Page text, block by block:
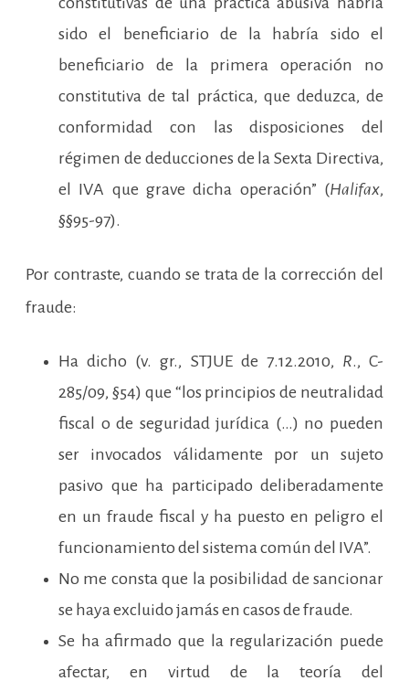
sido el beneficiario de la habría sido el
beneficiario de la primera operación no
constitutiva de tal práctica, que deduzca, de
conformidad con las disposiciones del
régimen de deducciones de la Sexta Directiva,
el IVA que grave dicha operación” (Halifax,
§§95-97).
Por contraste, cuando se trata de la corrección del
fraude:
Ha dicho (v. gr., STJUE de 7.12.2010, R., C-
285/09, §54) que “los principios de neutralidad
fiscal o de seguridad jurídica (…) no pueden
ser invocados válidamente por un sujeto
pasivo que ha participado deliberadamente
en un fraude fiscal y ha puesto en peligro el
funcionamiento del sistema común del IVA”.
No me consta que la posibilidad de sancionar
se haya excluido jamás en casos de fraude.
Se ha afirmado que la regularización puede
afectar, en virtud de la teoría del